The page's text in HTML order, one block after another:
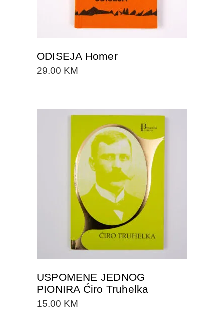
ODISEJA Homer
29.00 KM
DODAJTE U KORPU
USPOMENE JEDNOG
PIONIRA Ćiro Truhelka
15.00 KM